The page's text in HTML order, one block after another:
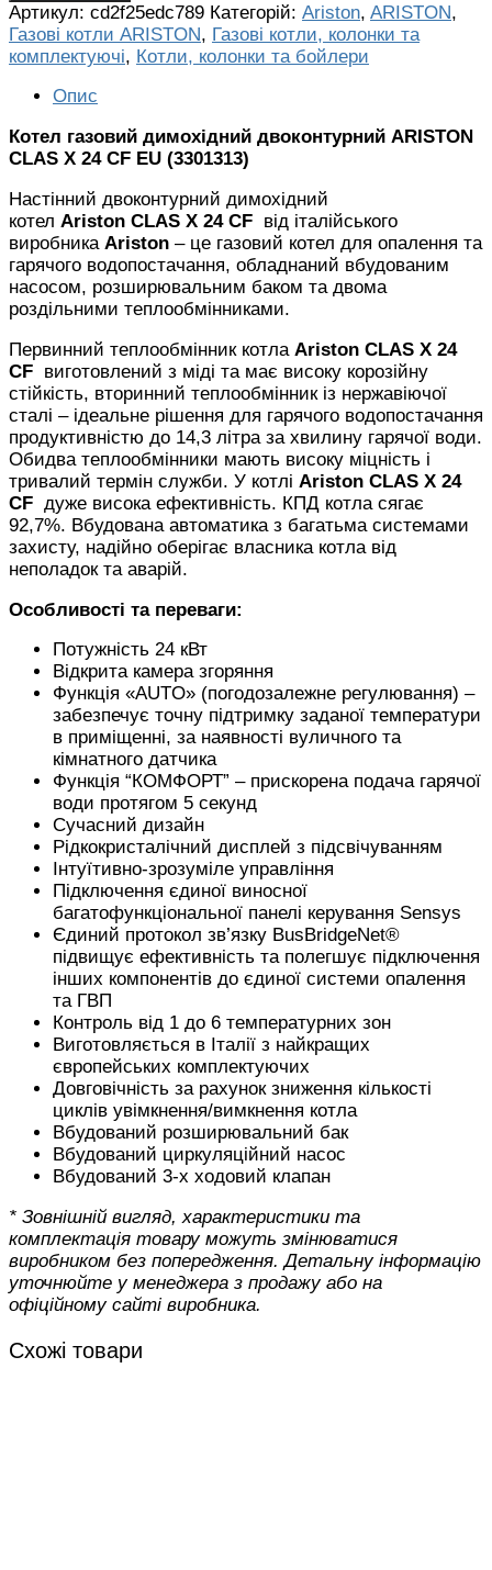
Артикул: cd2f25edc789 Категорій: Ariston, ARISTON,
Газові котли ARISTON, Газові котли, колонки та
комплектуючі, Котли, колонки та бойлери
Опис
Котел газовий димохідний двоконтурний ARISTON
CLAS X 24 CF EU (3301313)
Настінний двоконтурний димохідний
котел Ariston CLAS X 24 CF від італійського
виробника Ariston – це газовий котел для опалення та
гарячого водопостачання, обладнаний вбудованим
насосом, розширювальним баком та двома
роздільними теплообмінниками.
Первинний теплообмінник котла Ariston CLAS X 24
CF виготовлений з міді та має високу корозійну
стійкість, вторинний теплообмінник із нержавіючої
сталі – ідеальне рішення для гарячого водопостачання
продуктивністю до 14,3 літра за хвилину гарячої води.
Обидва теплообмінники мають високу міцність і
тривалий термін служби. У котлі Ariston CLAS X 24
CF дуже висока ефективність. КПД котла сягає
92,7%. Вбудована автоматика з багатьма системами
захисту, надійно оберігає власника котла від
неполадок та аварій.
Особливості та переваги:
Потужність 24 кВт
Відкрита камера згоряння
Функція «AUTO» (погодозалежне регулювання) –
забезпечує точну підтримку заданої температури
в приміщенні, за наявності вуличного та
кімнатного датчика
Функція “КОМФОРТ” – прискорена подача гарячої
води протягом 5 секунд
Сучасний дизайн
Рідкокристалічний дисплей з підсвічуванням
Інтуїтивно-зрозуміле управління
Підключення єдиної виносної
багатофункціональної панелі керування Sensys
Єдиний протокол зв’язку BusBridgeNet®
підвищує ефективність та полегшує підключення
інших компонентів до єдиної системи опалення
та ГВП
Контроль від 1 до 6 температурних зон
Виготовляється в Італії з найкращих
європейських комплектуючих
Довговічність за рахунок зниження кількості
циклів увімкнення/вимкнення котла
Вбудований розширювальний бак
Вбудований циркуляційний насос
Вбудований 3-х ходовий клапан
* Зовнішній вигляд, характеристики та
комплектація товару можуть змінюватися
виробником без попередження. Детальну інформацію
уточнюйте у менеджера з продажу або на
офіційному сайті виробника.
Схожі товари